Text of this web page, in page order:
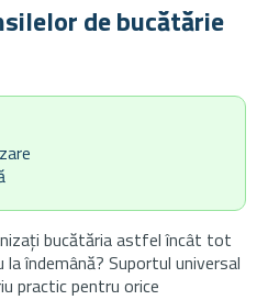
de bucătărie
bucătăria astfel încât tot
îndemână? Suportul universal
practic pentru orice